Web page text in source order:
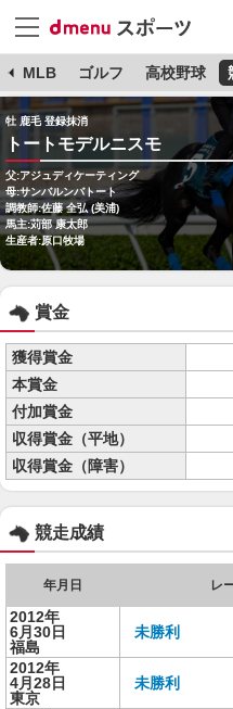
MLB ゴルフ 高校野球
牡 鹿毛 登録抹消
トートモデルニスモ
父:アジュディケーティング
母:サンバルンバトート
調教師:佐藤 全弘 (美浦)
馬主:苅部 康太郎
生産者:原口牧場
賞金
獲得賞金
本賞金
付加賞金
収得賞金（平地）
収得賞金（障害）
競走成績
年月日 レ
2012年
6月30日
福島
未勝利
2012年
4月28日
東京
未勝利